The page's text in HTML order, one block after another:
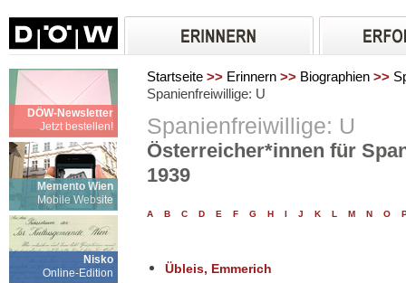
DÖW-Newsletter
Jetzt bestellen!
Memento Wien
Mobile Website
Nisko
Online-Edition
Startseite >> Erinnern >> Biographien >>
Spanienfreiwillige: U
Spanienfreiwillige: U
Österreicher*innen für
1939
A B C D E F G H I J K L M N O
Übleis, Emmerich